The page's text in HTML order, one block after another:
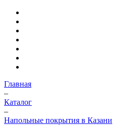
Главная
–
Каталог
–
Напольные покрытия в Казани